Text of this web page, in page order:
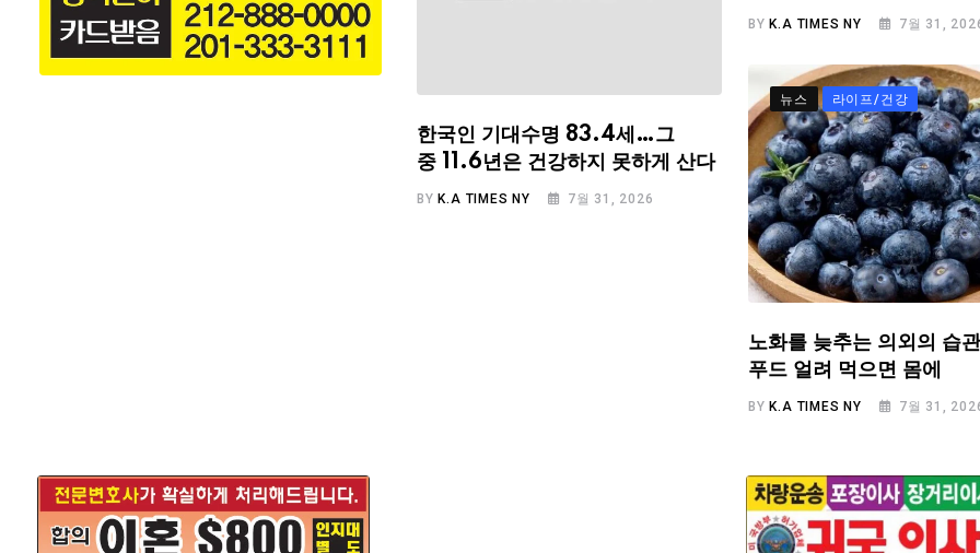
BYK.A TIMES NY 7월 31,
한국인 기대수명 83.4세…그
중 11.6년은 건강하지 못하게 산다
BYK.A TIMES NY 7월 31, 2026
뉴스 라이프/건강
노화를 늦추는 의외의 습
푸드 얼려 먹으면 몸에
BY K.A TIMES NY 7월 31,